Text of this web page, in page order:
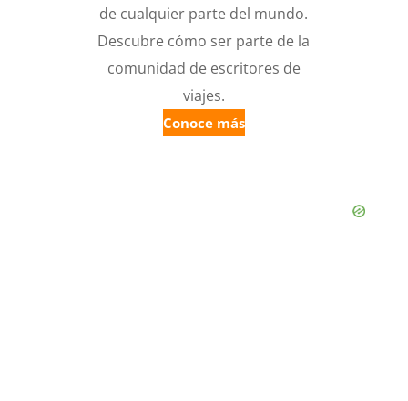
de cualquier parte del mundo.
Descubre cómo ser parte de la
comunidad de escritores de
viajes.
Conoce más